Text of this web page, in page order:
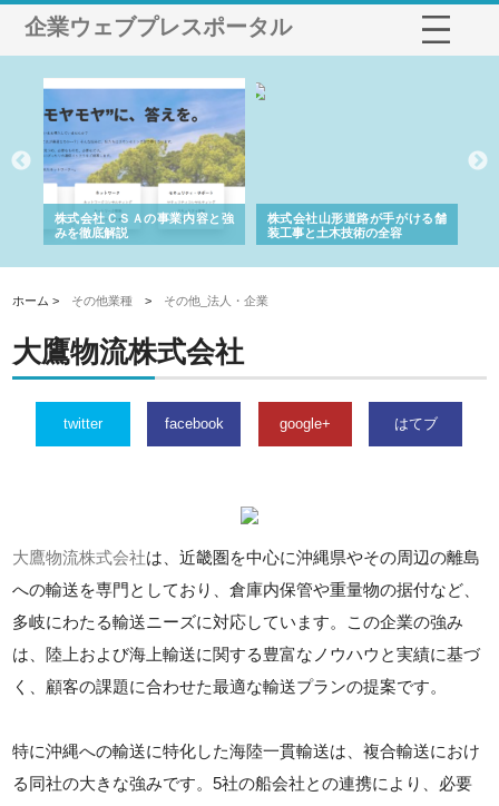
企業ウェブプレスポータル
株式会社ＣＳＡの事業内容と強
みを徹底解説
株式会社山形道路が手がける舗
装工事と土木技術の全容
ホーム > その他業種 > その他_法人・企業
大鷹物流株式会社
twitter facebook google+ はてブ
大鷹物流株式会社は、近畿圏を中心に沖縄県やその周辺の離島
への輸送を専門としており、倉庫内保管や重量物の据付など、
多岐にわたる輸送ニーズに対応しています。この企業の強み
は、陸上および海上輸送に関する豊富なノウハウと実績に基づ
く、顧客の課題に合わせた最適な輸送プランの提案です。
特に沖縄への輸送に特化した海陸一貫輸送は、複合輸送におけ
る同社の大きな強みです。5社の船会社との連携により、必要